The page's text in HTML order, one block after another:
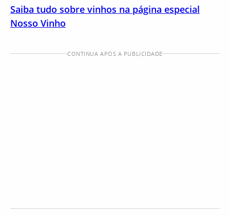
Saiba tudo sobre vinhos na página especial
Nosso Vinho
CONTINUA APÓS A PUBLICIDADE